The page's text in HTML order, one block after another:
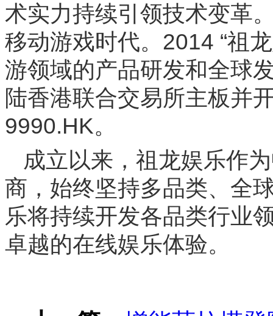
术实力持续引领技术变革
移动游戏时代。2014 “祖
游领域的产品研发和全球
陆香港联合交易所主板并
9990.HK。
成立以来，祖龙娱乐作
商，始终坚持多品类、全
乐将持续开发各品类行业
卓越的在线娱乐体验。